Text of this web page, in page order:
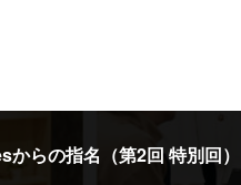
らの指名（第2回 特別回）